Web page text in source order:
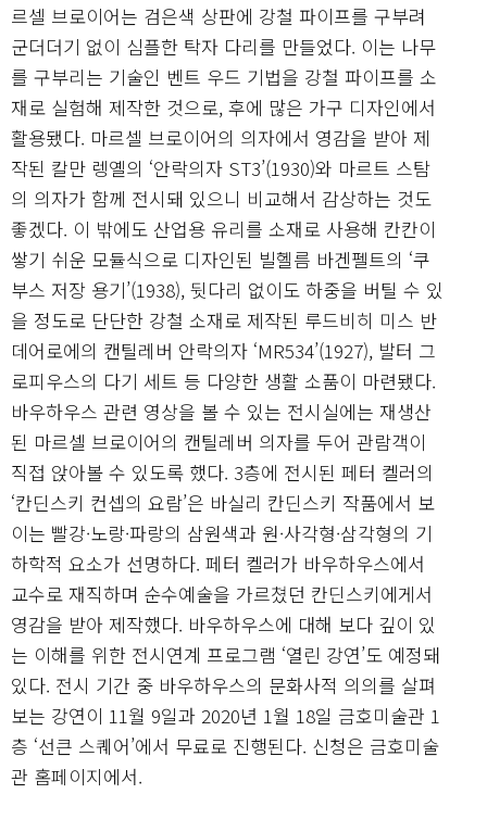
르셀 브로이어는 검은색 상판에 강철 파이프를 구부려
군더더기 없이 심플한 탁자 다리를 만들었다. 이는 나무
를 구부리는 기술인 벤트 우드 기법을 강철 파이프를 소
재로 실험해 제작한 것으로, 후에 많은 가구 디자인에서
활용됐다. 마르셀 브로이어의 의자에서 영감을 받아 제
작된 칼만 렝옐의 ‘안락의자 ST3’(1930)와 마르트 스탐
의 의자가 함께 전시돼 있으니 비교해서 감상하는 것도
좋겠다. 이 밖에도 산업용 유리를 소재로 사용해 칸칸이
쌓기 쉬운 모듈식으로 디자인된 빌헬름 바겐펠트의 ‘쿠
부스 저장 용기’(1938), 뒷다리 없이도 하중을 버틸 수 있
을 정도로 단단한 강철 소재로 제작된 루드비히 미스 반
데어로에의 캔틸레버 안락의자 ‘MR534’(1927), 발터 그
로피우스의 다기 세트 등 다양한 생활 소품이 마련됐다.
바우하우스 관련 영상을 볼 수 있는 전시실에는 재생산
된 마르셀 브로이어의 캔틸레버 의자를 두어 관람객이
직접 앉아볼 수 있도록 했다. 3층에 전시된 페터 켈러의
‘칸딘스키 컨셉의 요람’은 바실리 칸딘스키 작품에서 보
이는 빨강·노랑·파랑의 삼원색과 원·사각형·삼각형의 기
하학적 요소가 선명하다. 페터 켈러가 바우하우스에서
교수로 재직하며 순수예술을 가르쳤던 칸딘스키에게서
영감을 받아 제작했다. 바우하우스에 대해 보다 깊이 있
는 이해를 위한 전시연계 프로그램 ‘열린 강연’도 예정돼
있다. 전시 기간 중 바우하우스의 문화사적 의의를 살펴
보는 강연이 11월 9일과 2020년 1월 18일 금호미술관 1
층 ‘선큰 스퀘어’에서 무료로 진행된다. 신청은 금호미술
관 홈페이지에서.